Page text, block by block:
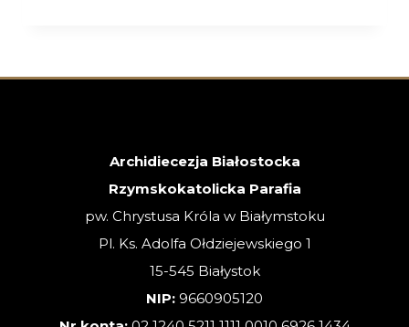
ZWYKŁA
Archidiecezja Białostocka
Rzymskokatolicka Parafia
pw. Chrystusa Króla w Białymstoku
Pl. Ks. Adolfa Ołdziejewskiego 1
15-545 Białystok
NIP: 9660905120